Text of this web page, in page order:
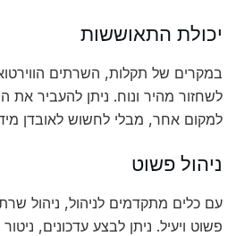
יכולת התאוששות
במקרים של תקלות, השרתים
לשחזור מהיר ונוח. ניתן להעביר את
למקום אחר, מבלי לחשוש לאובדן
ניהול פשוט
עם כלים מתקדמים לניהול, ניהול
פשוט ויעיל. ניתן לבצע עדכונים,